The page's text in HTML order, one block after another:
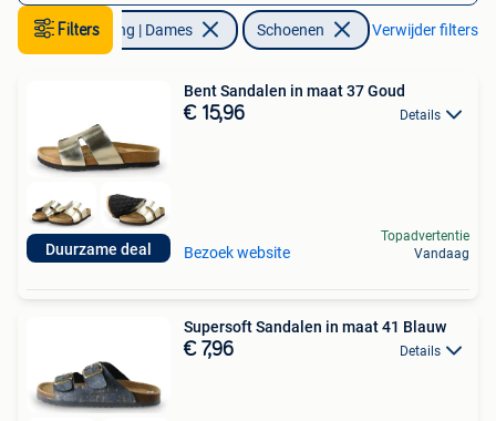
FiltersKleding | Dames Schoenen Verwijder filters
Duurzame deal
Bent Sandalen in maat 37 Goud
€ 15,96 Details
Bezoek website
Topadvertentie
Vandaag
Supersoft Sandalen in maat 41 Blauw
€ 7,96 Details